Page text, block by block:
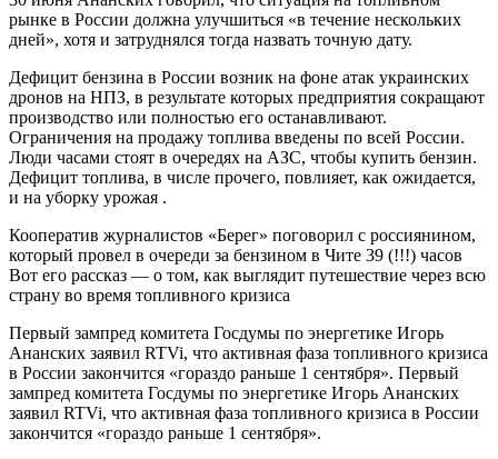
рынке в России должна улучшиться «в течение нескольких
дней», хотя и затруднялся тогда назвать точную дату.
Дефицит бензина в России возник на фоне атак украинских
дронов на НПЗ, в результате которых предприятия сокращают
производство или полностью его останавливают.
Ограничения на продажу топлива введены по всей России.
Люди часами стоят в очередях на АЗС, чтобы купить бензин.
Дефицит топлива, в числе прочего, повлияет, как ожидается,
и на уборку урожая .
Кооператив журналистов «Берег» поговорил с россиянином,
который провел в очереди за бензином в Чите 39 (!!!) часов
Вот его рассказ — о том, как выглядит путешествие через всю
страну во время топливного кризиса
Первый зампред комитета Госдумы по энергетике Игорь
Ананских заявил RTVi, что активная фаза топливного кризиса
в России закончится «гораздо раньше 1 сентября». Первый
зампред комитета Госдумы по энергетике Игорь Ананских
заявил RTVi, что активная фаза топливного кризиса в России
закончится «гораздо раньше 1 сентября».